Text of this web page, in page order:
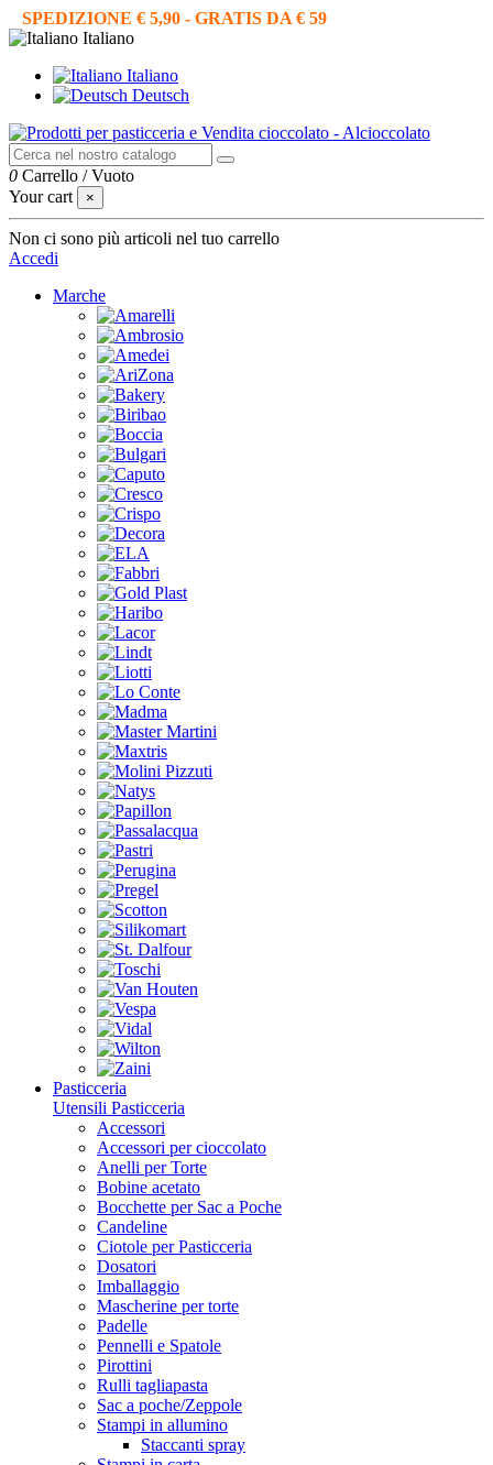
SPEDIZIONE € 5,90 - GRATIS DA € 59
Italiano
Italiano
Deutsch
0 Carrello /Vuoto
Your cart
×
Non ci sono più articoli nel tuo carrello
Accedi
Marche
Pasticceria
Utensili Pasticceria
Accessori
Accessori per cioccolato
Anelli per Torte
Bobine acetato
Bocchette per Sac a Poche
Candeline
Ciotole per Pasticceria
Dosatori
Imballaggio
Mascherine per torte
Padelle
Pennelli e Spatole
Pirottini
Rulli tagliapasta
Sac a poche/Zeppole
Stampi in allumino
Staccanti spray